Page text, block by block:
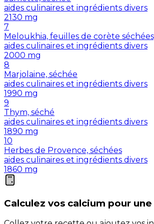
aides culinaires et ingrédients divers
2130 mg
7
Meloukhia, feuilles de corète
aides culinaires et ingrédients divers
2000 mg
8
Marjolaine, séchée
aides culinaires et ingrédients divers
1990 mg
9
Thym, séché
aides culinaires et ingrédients divers
1890 mg
10
Herbes de Provence, séchées
aides culinaires et ingrédients divers
1860 mg
Calculez vos calcium pour